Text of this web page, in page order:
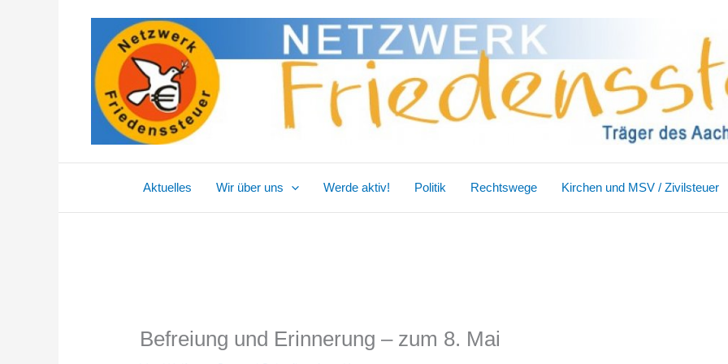
Aktuelles Wir über uns Werde aktiv! Politik Rechtswege Kirchen und MSV / Zivilsteuer
Befreiung und Erinnerung – zum 8. Mai